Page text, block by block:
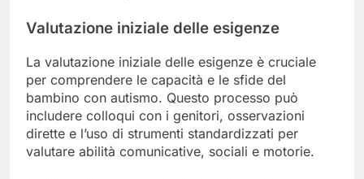
Valutazione iniziale delle esigenze
La valutazione iniziale delle esigenze è cruciale
per comprendere le capacità e le sfide del
bambino con autismo. Questo processo può
includere colloqui con i genitori, osservazioni
dirette e l’uso di strumenti standardizzati per
valutare abilità comunicative, sociali e motorie.